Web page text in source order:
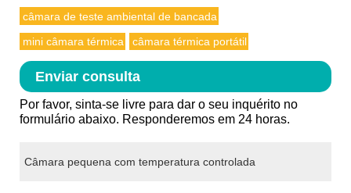
câmara de teste ambiental de bancada
mini câmara térmica câmara térmica portátil
Enviar consulta
Por favor, sinta-se livre para dar o seu inquérito no
formulário abaixo. Responderemos em 24 horas.